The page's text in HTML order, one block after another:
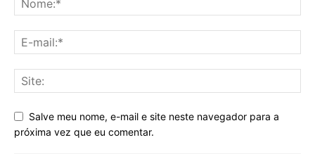
Salve meu nome, e-mail e site neste navegador para a
próxima vez que eu comentar.